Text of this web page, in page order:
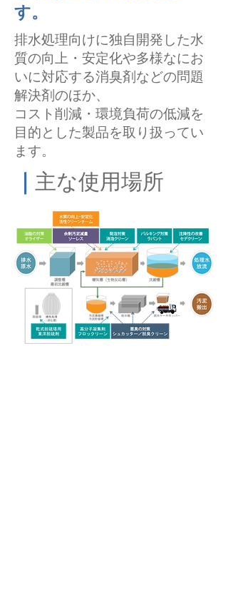
す。
排水処理向けに独自開発した水
質の向上・安定化や多様なにお
いに対応する消臭剤などの問題
解決剤のほか、
コスト削減・環境負荷の低減を
目的とした製品を取り扱ってい
ます。
主な使用場所